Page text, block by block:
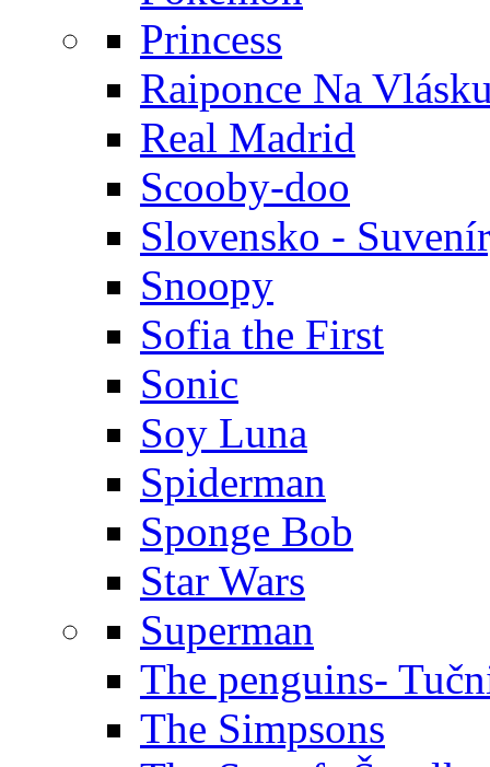
Princess
Raiponce Na
Real Madrid
Scooby-doo
Slovensko -
Snoopy
Sofia the First
Sonic
Soy Luna
Spiderman
Sponge Bob
Star Wars
Superman
The penguins-
The Simpsons